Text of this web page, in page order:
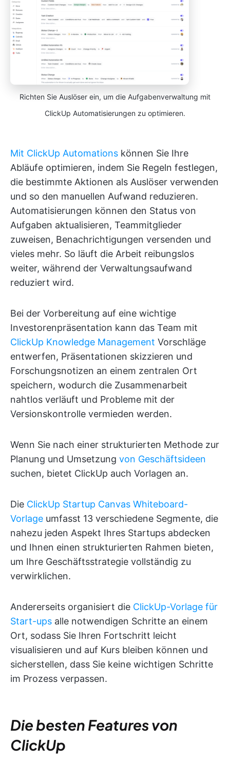
Richten Sie Auslöser ein, um die Aufgabenverwaltung mit
ClickUp Automatisierungen zu optimieren.
Mit ClickUp Automations können Sie Ihre
Abläufe optimieren, indem Sie Regeln festlegen,
die bestimmte Aktionen als Auslöser verwenden
und so den manuellen Aufwand reduzieren.
Automatisierungen können den Status von
Aufgaben aktualisieren, Teammitglieder
zuweisen, Benachrichtigungen versenden und
vieles mehr. So läuft die Arbeit reibungslos
weiter, während der Verwaltungsaufwand
reduziert wird.
Bei der Vorbereitung auf eine wichtige
Investorenpräsentation kann das Team mit
ClickUp Knowledge Management Vorschläge
entwerfen, Präsentationen skizzieren und
Forschungsnotizen an einem zentralen Ort
speichern, wodurch die Zusammenarbeit
nahtlos verläuft und Probleme mit der
Versionskontrolle vermieden werden.
Wenn Sie nach einer strukturierten Methode zur
Planung und Umsetzung von Geschäftsideen
suchen, bietet ClickUp auch Vorlagen an.
Die ClickUp Startup Canvas Whiteboard-
Vorlage umfasst 13 verschiedene Segmente, die
nahezu jeden Aspekt Ihres Startups abdecken
und Ihnen einen strukturierten Rahmen bieten,
um Ihre Geschäftsstrategie vollständig zu
verwirklichen.
Andererseits organisiert die ClickUp-Vorlage für
Start-ups alle notwendigen Schritte an einem
Ort, sodass Sie Ihren Fortschritt leicht
visualisieren und auf Kurs bleiben können und
sicherstellen, dass Sie keine wichtigen Schritte
im Prozess verpassen.
Die besten Features von
ClickUp